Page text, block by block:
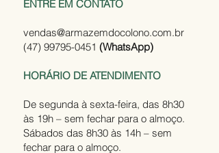
ENTRE EM CONTATO
vendas@armazemdocolono.com.br
(47) 99795-0451 (WhatsApp)
HORÁRIO DE ATENDIMENTO
De segunda à sexta-feira, das 8h30
às 19h – sem fechar para o almoço.
Sábados das 8h30 às 14h – sem
fechar para o almoço.